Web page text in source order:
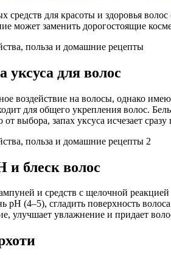
средств для красоты и здоровья
может заменить дорогостоящие
уксуса для волос
воздействие на волосы, однако
для общего укрепления волос.
от выбора, запах уксуса исчезает
и блеск волос
и средств с щелочной
pH (4–5), сгладить поверхность
улучшает увлажнение и придает